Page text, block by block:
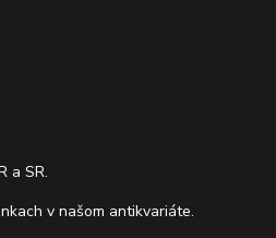
a SR.
v našom antikvariáte.